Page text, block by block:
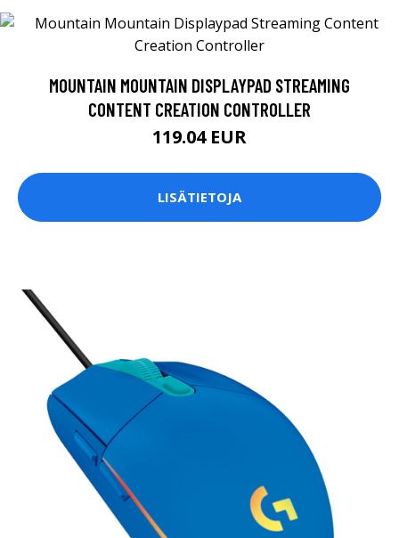
MOUNTAIN MOUNTAIN DISPLAYPAD STREAMING
CONTENT CREATION CONTROLLER
119.04 EUR
LISÄTIETOJA